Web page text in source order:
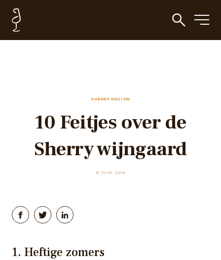
SHERRY REGION
10 Feitjes over de
Sherry wijngaard
15 JUNI 2018
1. Heftige zomers